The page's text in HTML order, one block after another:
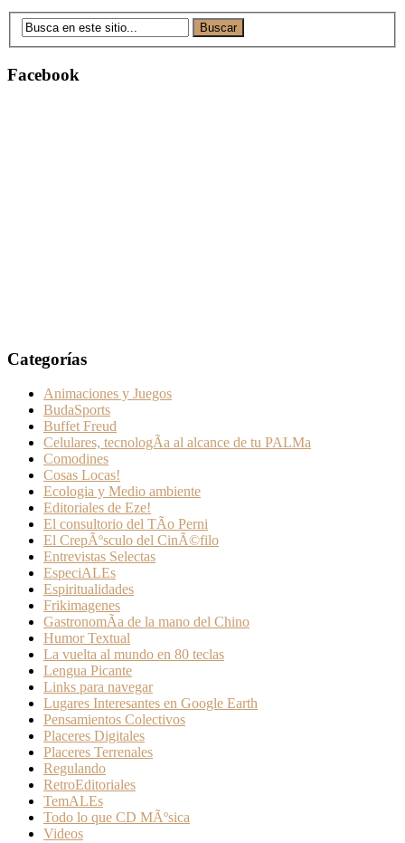
Facebook
Categorías
Animaciones y Juegos
BudaSports
Buffet Freud
Celulares, tecnologÃ­a al alcance de tu PALMa
Comodines
Cosas Locas!
Ecologia y Medio ambiente
Editoriales de Eze!
El consultorio del TÃ­o Perni
El CrepÃºsculo del CinÃ©filo
Entrevistas Selectas
EspeciALEs
Espiritualidades
Frikimagenes
GastronomÃ­a de la mano del Chino
Humor Textual
La vuelta al mundo en 80 teclas
Lengua Picante
Links para navegar
Lugares Interesantes en Google Earth
Pensamientos Colectivos
Placeres Digitales
Placeres Terrenales
Regulando
RetroEditoriales
TemALEs
Todo lo que CD MÃºsica
Videos